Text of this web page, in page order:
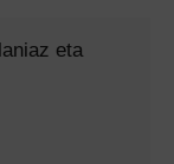
eta